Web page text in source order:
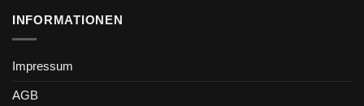
INFORMATIONEN
Impressum
AGB